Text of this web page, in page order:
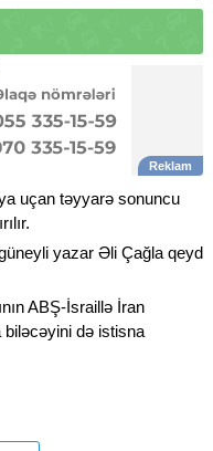
uçan təyyarə sonuncu
yazar Əli Çağla qeyd
ABŞ-İsraillə İran
biləcəyini də istisna